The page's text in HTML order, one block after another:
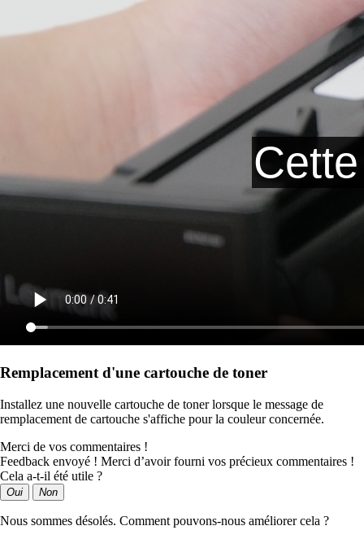
Remplacement d'une cartouche de toner
Installez une nouvelle cartouche de toner lorsque le message de
remplacement de cartouche s'affiche pour la couleur concernée.
Merci de vos commentaires !
Feedback envoyé ! Merci d’avoir fourni vos précieux commentaires !
Cela a-t-il été utile ?
Oui Non
Nous sommes désolés. Comment pouvons-nous améliorer cela ?